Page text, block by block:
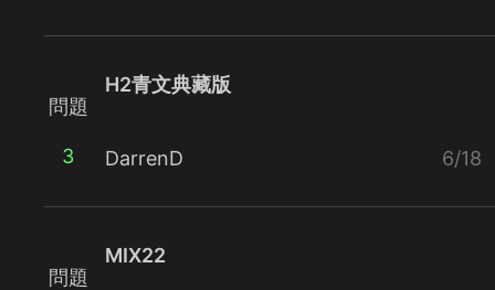
問題
3
H2青文典藏版
DarrenD 6/18
問題
MIX22